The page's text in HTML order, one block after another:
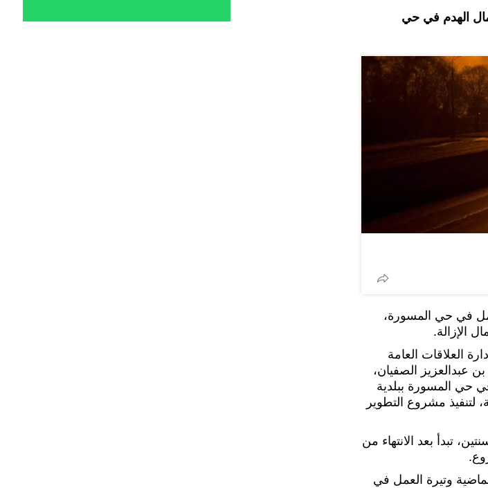
الهدم في حي
في حي المسورة،
الإزالة.
العلاقات العامة
عبدالعزيز الصفيان،
حي المسورة ببلدية
لتنفيذ مشروع التطوير
تبدأ بعد الانتهاء من
وتيرة العمل في